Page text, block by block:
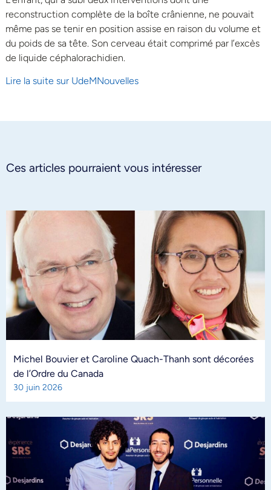
reconstruction complète de la boîte crânienne, ne pouvait
même pas se tenir en position assise en raison du volume et
du poids de sa tête. Son cerveau était comprimé par l’excès
de liquide céphalorachidien.
Lire la suite sur UdeMNouvelles
Ces articles pourraient vous intéresser
Michel Bouvier et Caroline Quach-Thanh sont décorées
de l’Ordre du Canada
30 juin 2026